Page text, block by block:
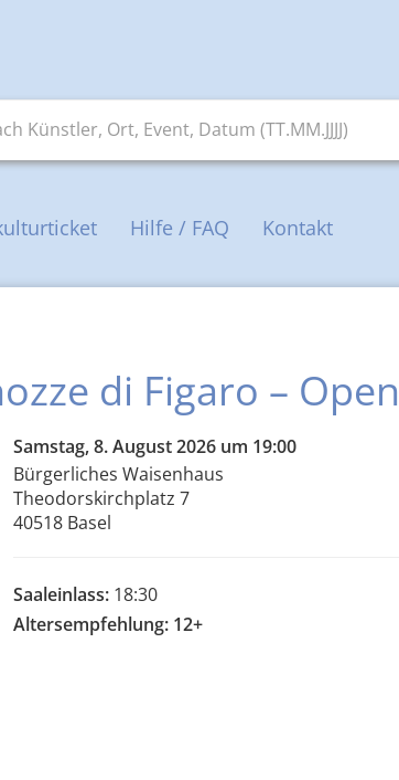
Hilfe / FAQ Kontakt
di Figaro –
Samstag, 8. August 2026 um 19:00
Bürgerliches Waisenhaus
Theodorskirchplatz 7
40518 Basel
Saaleinlass: 18:30
Altersempfehlung: 12+